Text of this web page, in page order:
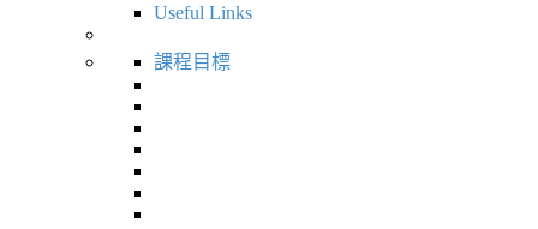
Useful Links
課程目標